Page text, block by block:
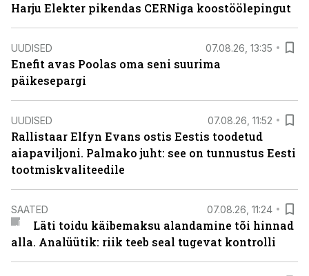
Harju Elekter pikendas CERNiga koostöölepingut
UUDISED 07.08.26, 13:35
Enefit avas Poolas oma seni suurima
päikesepargi
UUDISED 07.08.26, 11:52
Rallistaar Elfyn Evans ostis Eestis toodetud
aiapaviljoni. Palmako juht: see on tunnustus Eesti
tootmiskvaliteedile
SAATED 07.08.26, 11:24
Läti toidu käibemaksu alandamine tõi hinnad
alla. Analüütik: riik teeb seal tugevat kontrolli